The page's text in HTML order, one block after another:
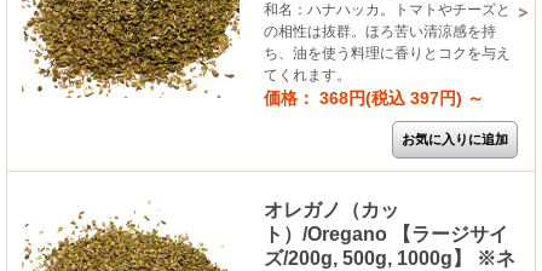
和名：ハナハッカ。トマトやチーズと
の相性は抜群。ほろ苦い清涼感を持
ち、油を使う料理に香りとコクを与え
てくれます。
価格： 368円(税込 397円) ～
オレガノ（カッ
ト）/Oregano 【ラージサイ
ズ/200g, 500g, 1000g】 ※ネ